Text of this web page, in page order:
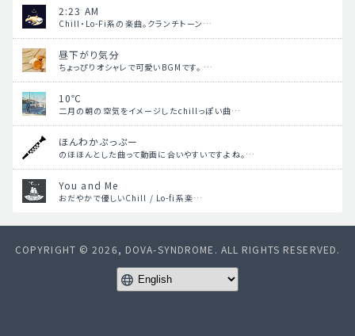
2:23 AM
Chill・Lo-Fi系の楽曲。クランチトーン…
昼下がり気分
ちょっぴりオシャレで可愛いBGMです。 …
10℃
二月の朝の空気をイメージしたchillっぽい曲…
ほんわかぷっぷー
のほほんとした曲って動画に合いやすいですよね。…
You and Me
おだやかで優しいChill / Lo-fi系楽…
COPYRIGHT © 2026, DOVA-SYNDROME. ALL RIGHTS RESERVED.